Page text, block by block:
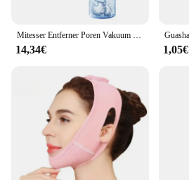
Mitesser Entferner Poren Vakuum Gesichtsreiniger Elektrische Pickel Akne Mitesser Entfernung USB Aufladbare Wasser Zyklus Black Dot Entfernen
14,34€ 1,05€